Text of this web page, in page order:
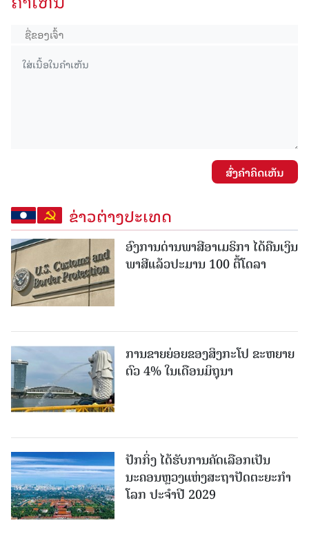
ສົ່ງຄໍາຄິດເຫັນ
ຂ່າວຕ່າງປະເທດ
ອົງການດ່ານພາສີອາເມຣິກາ ໄດ້ຄືນເງິນ
ພາສີແລ້ວປະມານ 100 ຕື້ໂດລາ
ການຂາຍຍ່ອຍຂອງສິງກະໂປ ຂະຫຍາຍ
ຕົວ 4% ໃນເດືອນມິຖຸນາ
ປັກກິ່ງ ໄດ້ຮັບການຄັດເລືອກເປັນ
ນະຄອນຫຼວງແຫ່ງສະຖາປັດຕະຍະກຳ
ໂລກ ປະຈຳປີ 2029